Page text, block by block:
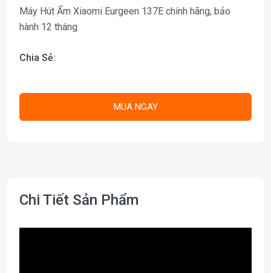
Máy Hút Ẩm Xiaomi Eurgeen 137E chính hãng, bảo
hành 12 tháng
Chia Sẻ:
MUA NGAY
Chi Tiết Sản Phẩm